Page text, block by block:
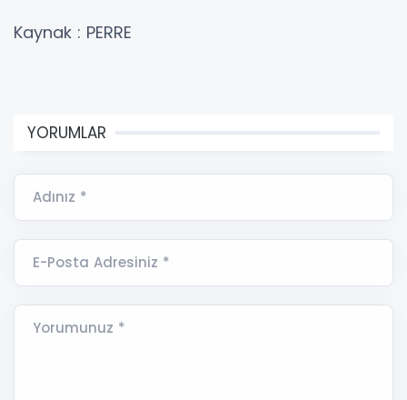
Kaynak : PERRE
YORUMLAR
Adınız *
E-Posta Adresiniz *
Yorumunuz *